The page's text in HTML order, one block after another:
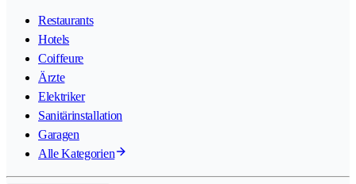
Restaurants
Hotels
Coiffeure
Ärzte
Elektriker
Sanitärinstallation
Garagen
Alle Kategorien